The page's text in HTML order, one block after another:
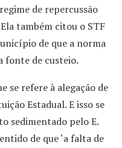
de repercussão
também citou o STF
de que a norma
fonte de custeio.
se refere à alegação de
Estadual. E isso se
sedimentado pelo E.
de que ‘a falta de